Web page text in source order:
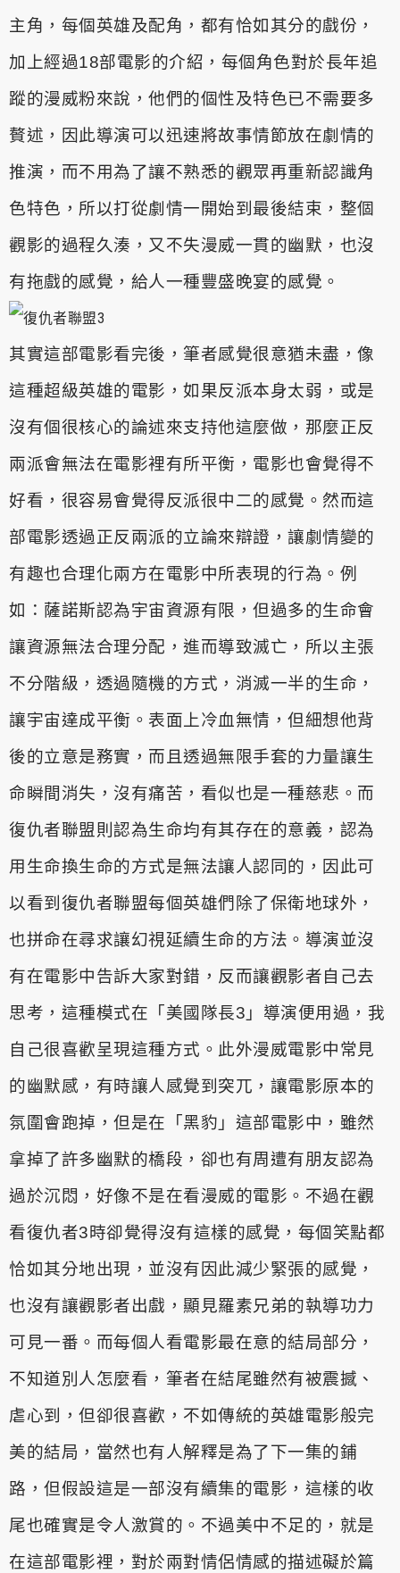
主角，每個英雄及配角，都有恰如其分的戲份，
加上經過18部電影的介紹，每個角色對於長年追
蹤的漫威粉來說，他們的個性及特色已不需要多
贅述， 因此導演可以迅速將故事情節放在劇情的
推演，而不用為了讓不熟悉的觀眾再重新認識角
色特色，所以打從劇情一開始到最後結束，整個
觀影的過程久湊，又不失漫威一貫的幽默，也沒
有拖戲的感覺，給人一種豐盛晚宴的感覺。
其實這部電影看完後，筆者感覺很意猶未盡，像
這種超級英雄的電影 ，如果反派本身太弱，或是
沒有個很核心的論述來支持他這麼做，那麼正反
兩派會無法在電影裡有所平衡，電影也會覺得不
好看，很容易會覺得反派很中二的感覺。然而這
部電影透過正反兩派的立論來辯證 ，讓劇情變的
有趣也合理化兩方在電影中所表現的行為。例
如：薩諾斯認為宇宙資源有限，但過多的生命會
讓資源無法合理分配，進而導致滅亡，所以主張
不分階級，透過隨機的方式，消滅一半的生命，
讓宇宙達成平衡。表面上冷血無情，但細想他背
後的立意是務實，而且透過無限手套的力量讓生
命瞬間消失，沒有痛苦，看似也是一種慈悲 。而
復仇者聯盟則認為生命均有其存在的意義，認為
用生命換生命的方式是無法讓人認同的，因此可
以看到復仇者聯盟每個英雄們除了保衛地球外，
也拼命在尋求讓幻視延續生命的方法。導演並沒
有在電影中告訴大家對錯，反而讓觀影者自己去
思考，這種模式在「美國隊長3」導演便用過，我
自己很喜歡呈現這種方式。 此外漫威電影中常見
的幽默感，有時讓人感覺到突兀，讓電影原本的
氛圍會跑掉，但是在「黑豹」這部電影中，雖然
拿掉了許多幽默的橋段，卻也有周遭有朋友認為
過於沉悶，好像不是在看漫威的電影。不過在觀
看復仇者3時卻覺得沒有這樣的感覺，每個笑點都
恰如其分地出現，並沒有因此減少緊張的感覺，
也沒有讓觀影者出戲，顯見羅素兄弟的執導功力
可見一番。而每個人看電影最在意的結局部分，
不知道別人怎麼看，筆者在結尾雖然有被震撼、
虐心到，但卻很喜歡，不如傳統的英雄電影般完
美的結局，當然也有人解釋是為了下一集的鋪
路 ，但假設這是一部沒有續集的電影，這樣的收
尾也確實是令人激賞的 。不過美中不足的，就是
在這部電影裡，對於兩對情侶情感的描述礙於篇